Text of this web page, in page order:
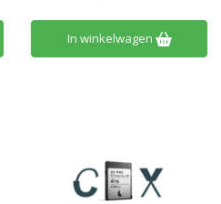
In winkelwagen